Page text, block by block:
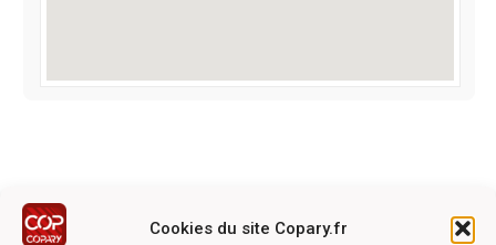
Cookies du site Copary.fr